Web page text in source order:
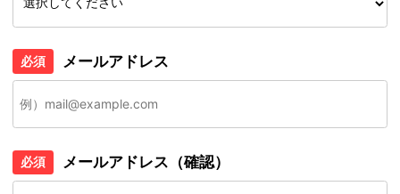
必須 メールアドレス
必須 メールアドレス（確認）